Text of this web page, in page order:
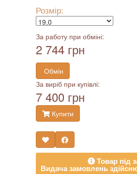
Розмір:
За работу при обміні:
2 744 грн
Обмін
За виріб при купівлі:
7 400 грн
Купити
Товар під
Видача замовлень